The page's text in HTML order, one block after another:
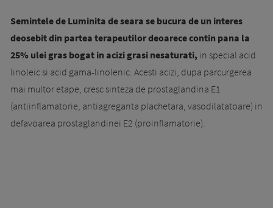
Semintele de Luminita de seara se bucura de un interes
deosebit din partea terapeutilor deoarece contin pana la
25% ulei gras bogat in acizi grasi nesaturati, in special acid
linoleic si acid gama-linolenic. Acesti acizi, dupa parcurgerea
mai multor etape, cresc sinteza de prostaglandina E1
(antiinflamatorie, antiagreganta plachetara, vasodilatatoare) in
defavoarea prostaglandinei E2 (proinflamatorie).